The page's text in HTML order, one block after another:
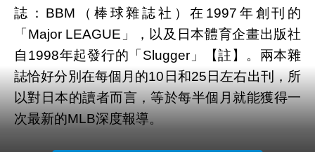
誌：BBM（棒球雜誌社）在1997年創刊的
「Major LEAGUE」，以及日本體育企畫出版社
自1998年起發行的「Slugger」【註】。兩本雜
誌恰好分別在每個月的10日和25日左右出刊，所
以對日本的讀者而言，等於每半個月就能獲得一
次最新的MLB深度報導。